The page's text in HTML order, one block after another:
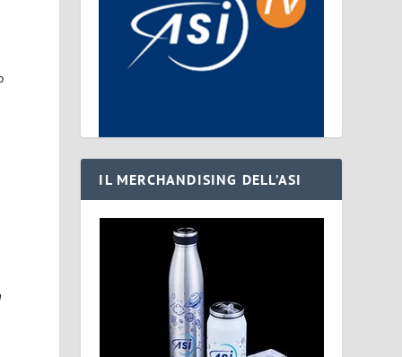
IL MERCHANDISING DELL’ASI